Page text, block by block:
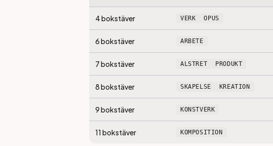
4bokstäver VERK OPUS
6bokstäver ARBETE
7bokstäver ALSTRET PRODUKT
8bokstäver SKAPELSE KREATION
9bokstäver KONSTVERK
11 bokstäver KOMPOSITION